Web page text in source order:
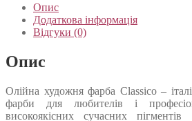
Опис
Додаткова інформація
Відгуки (0)
Опис
Олійна художня фарба Classico –
фарби для любителів і
високоякісних сучасних